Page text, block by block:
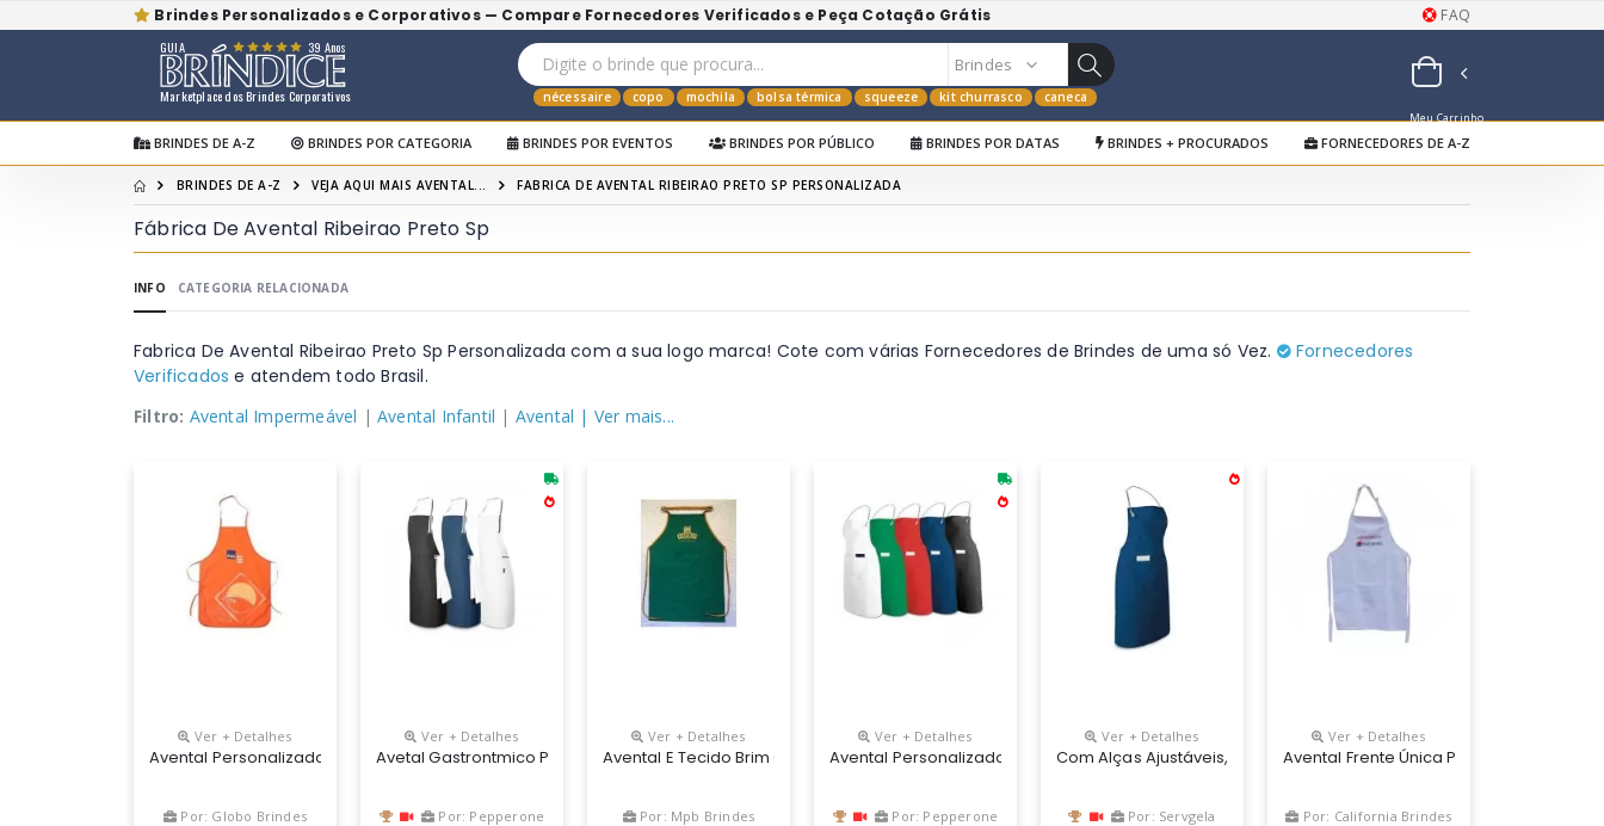
Brindes Personalizados e Corporativos — Compare Fornecedores Verificados e Peça Cotação Grátis FAQ
Marketplace dos Brindes Corporativos
GUIA 39 Anos
nécessaire copo mochila bolsa térmica squeeze kit churrasco caneca
Meu Carrinho
de Orçamentos
BRINDES DE A-Z BRINDES POR CATEGORIA BRINDES POR EVENTOS BRINDES POR PÚBLICO BRINDES POR DATAS BRINDES + PROCURADOS FORNECEDORES DE A-Z
BRINDES DE A-Z VEJA AQUI MAIS AVENTAL... FABRICA DE AVENTAL RIBEIRAO PRETO SP PERSONALIZADA
Fábrica De Avental Ribeirao Preto Sp
INFO CATEGORIA RELACIONADA
Fabrica De Avental Ribeirao Preto Sp Personalizada com a sua logo marca! Cote com várias Fornecedores de Brindes de uma só Vez.
Fornecedores
Verificados e atendem todo Brasil.
Filtro: Avental Impermeável |Avental Infantil | Avental | Ver mais...
Ver + Detalhes
Avental Personalizado Nas Medidas 55x75cm Material E Medidas Opção Do Cliente Conforme Necessidade.
Por: Globo Brindes
Ver + Detalhes
Avetal Gastrontmico Personalizdo
Por: Pepperone
Ver + Detalhes
Avental E Tecido Brim Com Alça Do Mesmo Tecido, Sem Bolso Com Personalização No Peito.
Por: Mpb Brindes
Ver + Detalhes
Avental Personalizado
Por: Pepperone
Ver + Detalhes
Com Alças Ajustáveis, O Avental Para Churrasco Personalizado É
Por: Servgela
Ver + Detalhes
Avental Frente Única Personalizado,
Por: California Brindes